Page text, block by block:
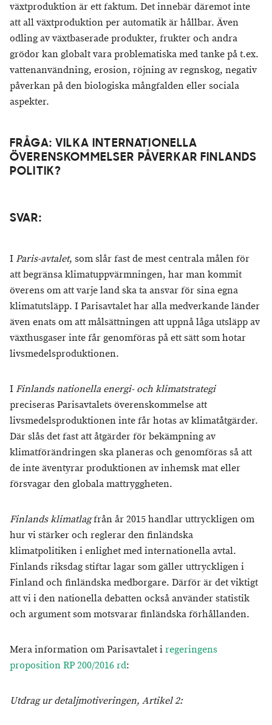
växtproduktion är ett faktum. Det innebär däremot inte
att all växtproduktion per automatik är hållbar. Även
odling av växtbaserade produkter, frukter och andra
grödor kan globalt vara problematiska med tanke på t.ex.
vattenanvändning, erosion, röjning av regnskog, negativ
påverkan på den biologiska mångfalden eller sociala
aspekter.
FRÅGA: VILKA INTERNATIONELLA
ÖVERENSKOMMELSER PÅVERKAR FINLANDS
POLITIK?
SVAR:
IParis-avtalet, som slår fast de mest centrala målen för
att begränsa klimatuppvärmningen, har man kommit
överens om att varje land ska ta ansvar för sina egna
klimatutsläpp. I Parisavtalet har alla medverkande länder
även enats om att målsättningen att uppnå låga utsläpp av
växthusgaser inte får genomföras på ett sätt som hotar
livsmedelsproduktionen.
IFinlands nationella energi- och klimatstrategi
preciseras Parisavtalets överenskommelse att
livsmedelsproduktionen inte får hotas av klimatåtgärder.
Där slås det fast att åtgärder för bekämpning av
klimatförändringen ska planeras och genomföras så att
de inte äventyrar produktionen av inhemsk mat eller
försvagar den globala mattryggheten.
Finlands klimatlagfrån år 2015 handlar uttryckligen om
hur vi stärker och reglerar den finländska
klimatpolitiken i enlighet med internationella avtal.
Finlands riksdag stiftar lagar som gäller uttryckligen i
Finland och finländska medborgare. Därför är det viktigt
att vi i den nationella debatten också använder statistik
och argument som motsvarar finländska förhållanden.
Mera information om Parisavtalet iregeringens
proposition RP 200/2016 rd:
Utdrag ur detaljmotiveringen, Artikel 2: